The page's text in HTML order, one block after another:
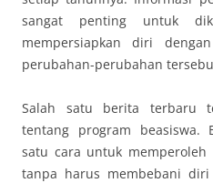
sangat penting untuk
mempersiapkan diri
perubahan-perubahan
Salah satu berita terbaru
tentang program beasiswa.
satu cara untuk
tanpa harus membebani